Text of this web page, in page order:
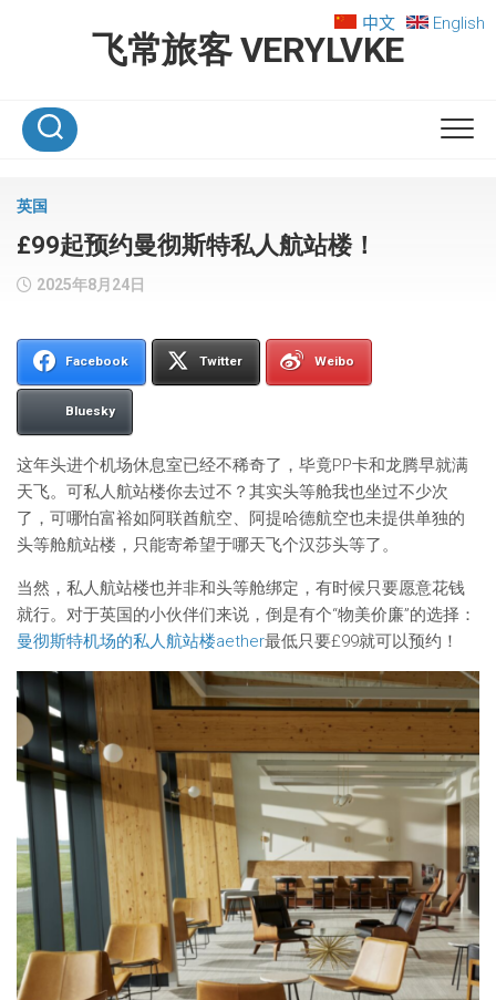
飞常旅客 VERYLVKE
中文 English
英国
£99起预约曼彻斯特私人航站楼！
2025年8月24日
Facebook Twitter Weibo
Bluesky
这年头进个机场休息室已经不稀奇了，毕竟PP卡和龙腾早就满
天飞。可私人航站楼你去过不？其实头等舱我也坐过不少次
了，可哪怕富裕如阿联酋航空、阿提哈德航空也未提供单独的
头等舱航站楼，只能寄希望于哪天飞个汉莎头等了。
当然，私人航站楼也并非和头等舱绑定，有时候只要愿意花钱
就行。对于英国的小伙伴们来说，倒是有个“物美价廉”的选择：
曼彻斯特机场的私人航站楼aether最低只要£99就可以预约！